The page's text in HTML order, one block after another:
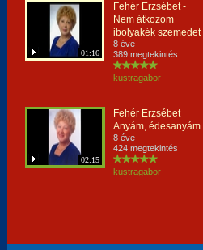
01:16
Fehér Erzsébet -
Nem átkozom
ibolyakék szemedet
8 éve
389 megtekintés
kustragabor
02:15
Fehér Erzsébet
Anyám, édesanyám
8 éve
424 megtekintés
kustragabor